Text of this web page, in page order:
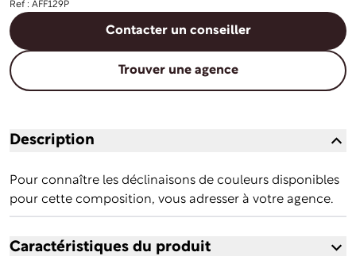
Ref : AFF129P
Contacter un conseiller
Trouver une agence
Description
Pour connaître les déclinaisons de couleurs disponibles
pour cette composition, vous adresser à votre agence.
Caractéristiques du produit